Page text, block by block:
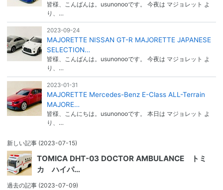
皆様、こんばんは。usunonooです。 今夜は マジョレット よ
り、…
2023-09-24
MAJORETTE NISSAN GT-R MAJORETTE JAPANESE
SELECTION…
皆様、こんばんは。usunonooです。 今夜は マジョレット よ
り、…
2023-01-31
MAJORETTE Mercedes-Benz E-Class ALL-Terrain
MAJORE…
皆様、こんにちは。usunonooです。 本日は マジョレット よ
り、…
新しい記事 (2023-07-15)
TOMICA DHT-03 DOCTOR AMBULANCE トミ
カ ハイパ…
過去の記事 (2023-07-09)